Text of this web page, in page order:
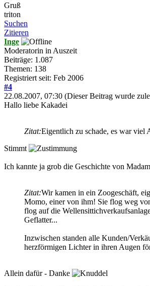
Gruß
triton
Suchen
Zitieren
Inge
Moderatorin in Auszeit
Beiträge: 1.087
Themen: 138
Registriert seit: Feb 2006
#4
22.08.2007, 07:30 (Dieser Beitrag wurde
Hallo liebe Kakadei
Zitat:Eigentlich zu schade, es war viel
Stimmt
Ich kannte ja grob die Geschichte von
Zitat:Wir kamen in ein Zoogeschäft,
Momo, einer von ihm! Sie flog weg
flog auf die
Geflatter...
Inzwischen standen alle Kunden/
herzförmigen Lichter in ihren Augen
Allein dafür - Danke